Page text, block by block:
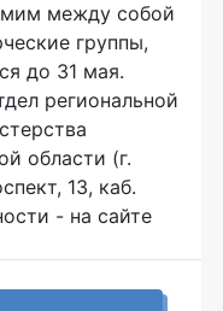
между собой
группы,
до 31 мая.
региональной
области (г.
13, каб.
- на сайте